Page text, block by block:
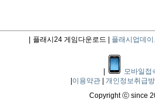
플래시24 게임다운로드 | 플래시업데이
모바일접
이용약관
개인정보취급
Copyright ⓒ since